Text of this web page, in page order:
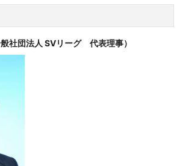
団法人 SVリーグ 代表理事）